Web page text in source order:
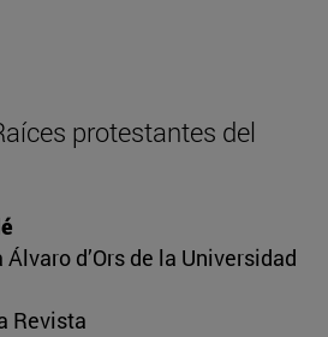
protestantes del
d’Ors de la Universidad
Revista